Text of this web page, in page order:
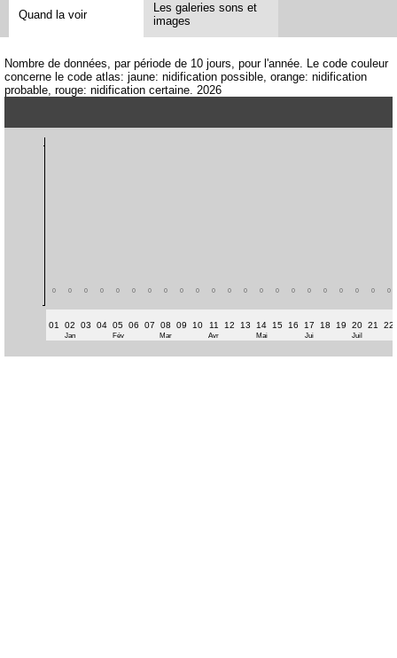
Quand la voir
Les galeries sons et
images
Nombre de données, par période de 10 jours, pour l'année. Le code couleur
concerne le code atlas: jaune: nidification possible, orange: nidification
probable, rouge: nidification certaine. 2026
0 0 0 0 0 0 0 0 0 0 0 0 0 0 0 0 0 0 0 0 0 0
01 02 03 04 05 06 07 08 09 10 11 12 13 14 15 16 17 18 19 20 21 22
Jan Fév Mar Avr Mai Jui Juil